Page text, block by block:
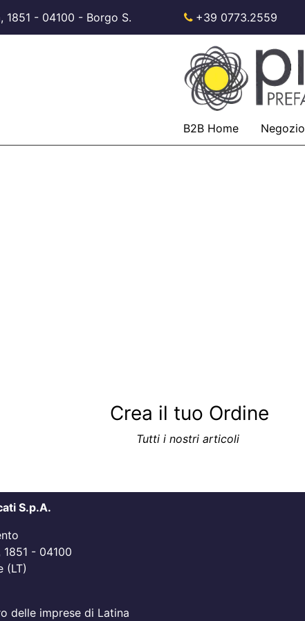
1851 - 04100 - Borgo S. +39 0773.2559
B2B Home Negozio
Crea il tuo Ordine
Tutti i nostri articoli
S.p.A.
- 04100
(LT)
delle imprese di Latina